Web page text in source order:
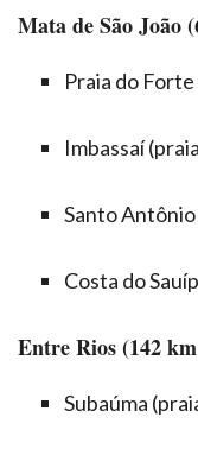
Mata de São João
Praia do
Imbassaí
Santo
Costa do
Entre Rios (142
Subaúma